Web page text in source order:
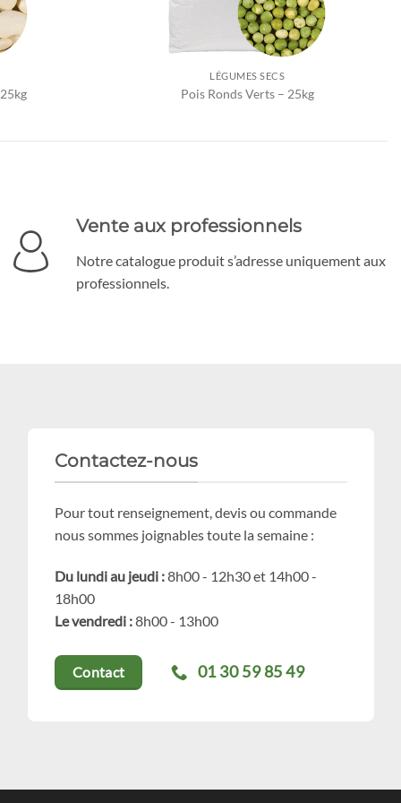
LÉGUMES SECS
Pois Ronds Verts – 25kg
Vente aux professionnels
Notre catalogue produit s’adresse uniquement aux
professionnels.
Contactez-nous
Pour tout renseignement, devis ou commande
nous sommes joignables toute la semaine :
Du lundi au jeudi :8h00 - 12h30 et 14h00 -
18h00
Le vendredi :8h00 - 13h00
Contact 01 30 59 85 49